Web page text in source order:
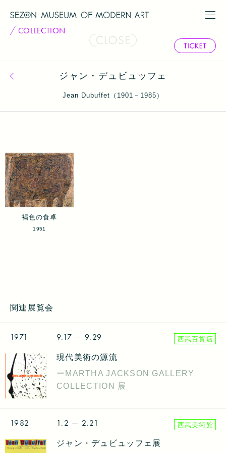
COLLECTION
コレクション一覧へ戻るジャン・デュビュッフェ
Jean Dubuffet（1901－1985）
褐色の食卓
1951
関連展覧会
1971 9.17 — 9.29 西武百貨店
現代美術の源流
ーMARTHA JACKSON GALLERY
COLLECTION 展
1982 1.2 — 2.21 西武美術館
ジャン・デュビュッフェ展